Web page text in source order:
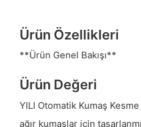
Ürün Özellikleri
**Ürün Genel Bakışı**
Ürün Değeri
YILI Otomatik Kumaş
ağır kumaşlar için